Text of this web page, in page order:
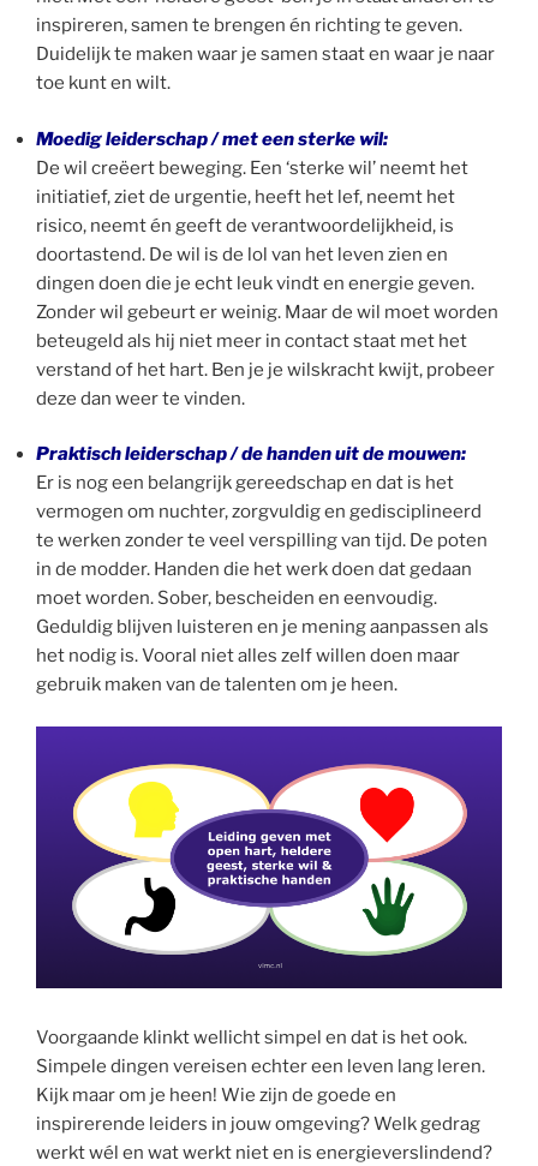
inspireren, samen te brengen én richting te geven.
Duidelijk te maken waar je samen staat en waar je naar
toe kunt en wilt.
Moedig leiderschap / met een sterke wil:
De wil creëert beweging. Een ‘sterke wil’ neemt het
initiatief, ziet de urgentie, heeft het lef, neemt het
risico, neemt én geeft de verantwoordelijkheid, is
doortastend. De wil is de lol van het leven zien en
dingen doen die je echt leuk vindt en energie geven.
Zonder wil gebeurt er weinig. Maar de wil moet worden
beteugeld als hij niet meer in contact staat met het
verstand of het hart. Ben je je wilskracht kwijt, probeer
deze dan weer te vinden.
Praktisch leiderschap / de handen uit de mouwen:
Er is nog een belangrijk gereedschap en dat is het
vermogen om nuchter, zorgvuldig en gedisciplineerd
te werken zonder te veel verspilling van tijd. De poten
in de modder. Handen die het werk doen dat gedaan
moet worden. Sober, bescheiden en eenvoudig.
Geduldig blijven luisteren en je mening aanpassen als
het nodig is. Vooral niet alles zelf willen doen maar
gebruik maken van de talenten om je heen.
Voorgaande klinkt wellicht simpel en dat is het ook.
Simpele dingen vereisen echter een leven lang leren.
Kijk maar om je heen! Wie zijn de goede en
inspirerende leiders in jouw omgeving? Welk gedrag
werkt wél en wat werkt niet en is energieverslindend?